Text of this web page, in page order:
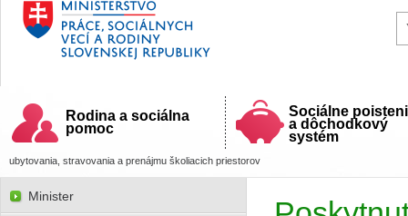
Ministerstvo práce, sociálnych vecí a rodiny
Slovenskej republiky
Rodina a sociálna
pomoc
Sociálne
a dôchodkový
systém
ubytovania, stravovania a prenájmu školiacich priestorov
Minister